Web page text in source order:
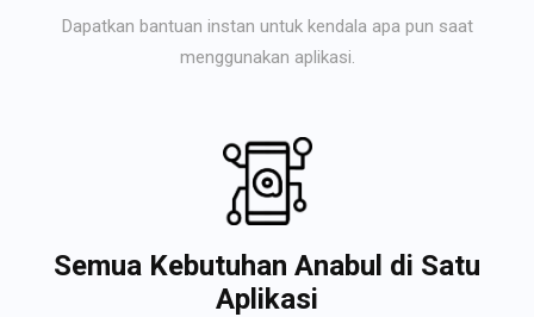
Dapatkan bantuan instan untuk kendala apa pun saat
menggunakan aplikasi.
Semua Kebutuhan Anabul di Satu
Aplikasi